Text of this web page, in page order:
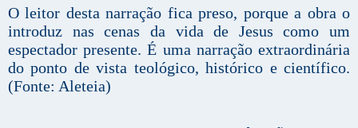
O leitor desta narração fica preso, porque a obra o
introduz nas cenas da vida de Jesus como um
espectador presente. É uma narração extraordinária
do ponto de vista teológico, histórico e científico.
(Fonte: Aleteia)